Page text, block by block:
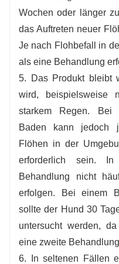
Wochen oder länger
das Auftreten neuer
Je nach Flohbefall in
als eine Behandlung
5. Das Produkt bleibt
wird, beispielsweise
starkem Regen. Bei
Baden kann jedoch
Flöhen in der
erforderlich sein.
Behandlung nicht
erfolgen. Bei einem
sollte der Hund 30
untersucht werden,
eine zweite
6. In seltenen Fällen